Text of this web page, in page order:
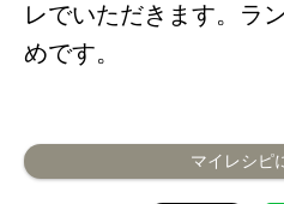
レでいただきます。ラ
めです。
マイレシピ